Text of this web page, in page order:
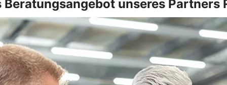
Beratungsangebot unseres Partners